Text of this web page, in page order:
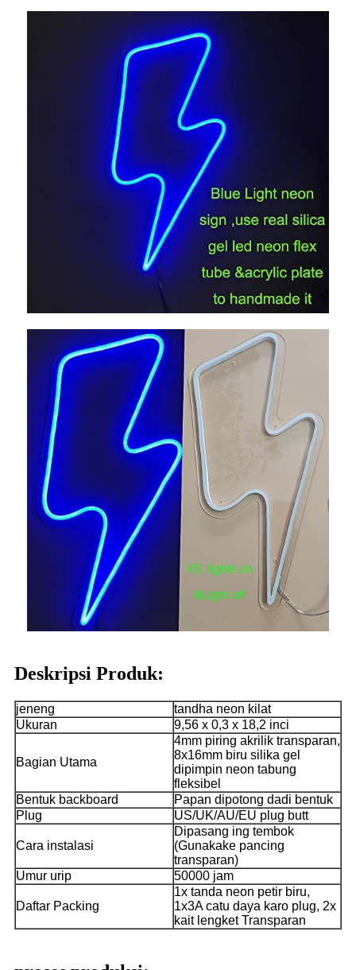
Deskripsi Produk:
jeneng
tandha neon kilat
Ukuran
9,56 x 0,3 x 18,2 inci
Bagian Utama
4mm piring akrilik transparan,
8x16mm biru silika gel
dipimpin neon tabung
fleksibel
Bentuk backboard
Papan dipotong dadi bentuk
Plug
US/UK/AU/EU plug butt
Cara instalasi
Dipasang ing tembok
(Gunakake pancing
transparan)
Umur urip
50000 jam
Daftar Packing
1x tanda neon petir biru,
1x3A catu daya karo plug, 2x
kait lengket Transparan